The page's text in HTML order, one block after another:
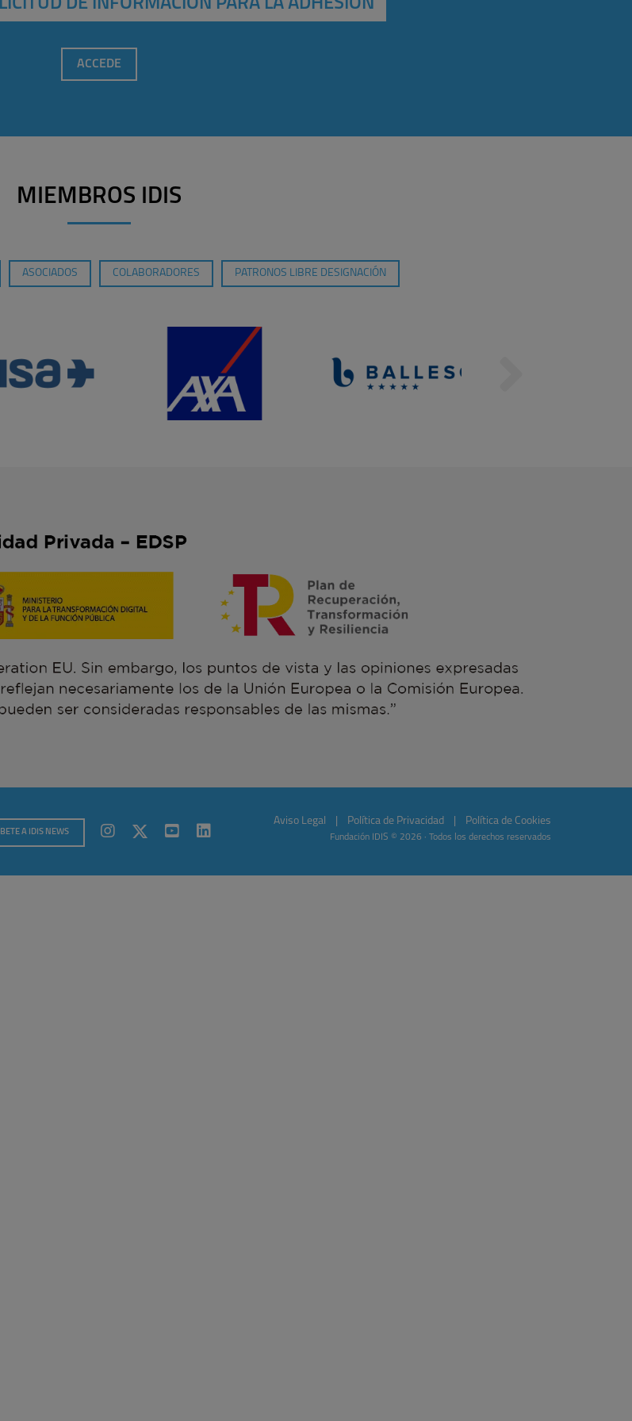
DE INFORMACIÓN PARA LA ADHESIÓN
ACCEDE
MIEMBROS IDIS
ASOCIADOS COLABORADORES PATRONOS LIBRE DESIGNACIÓN
A IDIS NEWS
Aviso Legal Política de Privacidad Política de Cookies
Fundación IDIS © 2026 · Todos los derechos reservados